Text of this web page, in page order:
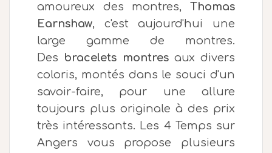
amoureux des montres, Thomas
Earnshaw, c'est aujourd'hui une
large gamme de montres.
Des bracelets montres aux divers
coloris, montés dans le souci d'un
savoir-faire, pour une allure
toujours plus originale à des prix
très intéressants. Les 4 Temps sur
Angers vous propose plusieurs